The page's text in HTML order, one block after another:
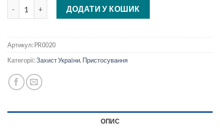
Губка для витирання кількість
ДОДАТИ У КОШИК
Артикул:PR0020
Категорії:Захист України, Пристосування
ОПИС